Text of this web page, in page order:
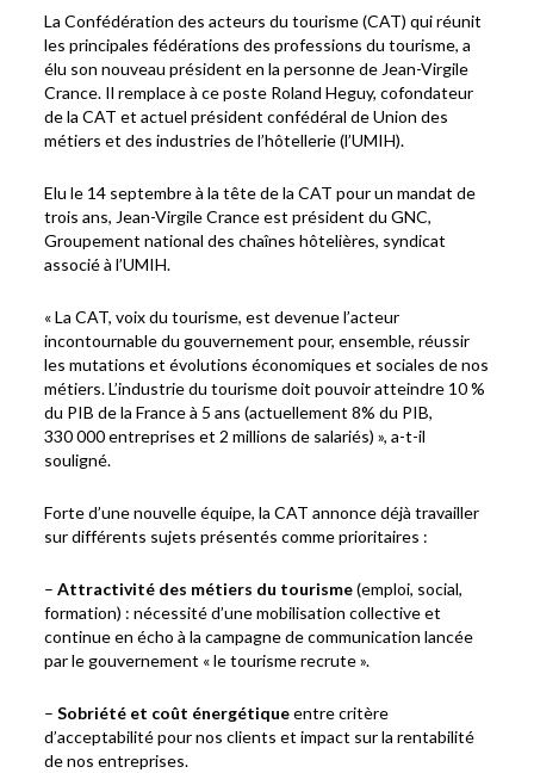
La Confédération des acteurs du tourisme (CAT) qui réunit
les principales fédérations des professions du tourisme, a
élu son nouveau président en la personne de Jean-Virgile
Crance. Il remplace à ce poste Roland Heguy, cofondateur
de la CAT et actuel président confédéral de Union des
métiers et des industries de l’hôtellerie (l’UMIH).
Elu le 14 septembre à la tête de la CAT pour un mandat de
trois ans, Jean-Virgile Crance est président du GNC,
Groupement national des chaînes hôtelières, syndicat
associé à l’UMIH.
« La CAT, voix du tourisme, est devenue l’acteur
incontournable du gouvernement pour, ensemble, réussir
les mutations et évolutions économiques et sociales de nos
métiers. L’industrie du tourisme doit pouvoir atteindre 10 %
du PIB de la France à 5 ans (actuellement 8% du PIB,
330 000 entreprises et 2 millions de salariés) », a-t-il
souligné.
Forte d’une nouvelle équipe, la CAT annonce déjà travailler
sur différents sujets présentés comme prioritaires :
–Attractivité des métiers du tourisme(emploi, social,
formation) : nécessité d’une mobilisation collective et
continue en écho à la campagne de communication lancée
par le gouvernement « le tourisme recrute ».
–Sobriété et coût énergétiqueentre critère
d’acceptabilité pour nos clients et impact sur la rentabilité
de nos entreprises.